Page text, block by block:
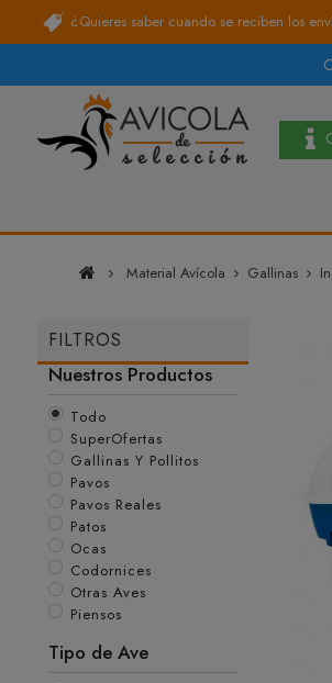
¿Quieres saber cuando se reciben los
Material Avícola Gallinas
FILTROS
Nuestros Productos
Todo
SuperOfertas
Gallinas Y Pollitos
Pavos
Pavos Reales
Patos
Ocas
Codornices
Otras Aves
Piensos
Tipo de Ave